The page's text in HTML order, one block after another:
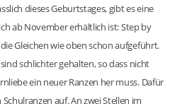
dieses Geburtstages, gibt es eine
ab November erhältlich ist: Step by
die Gleichen wie oben schon aufgeführt.
schlichter gehalten, so dass nicht
ein neuer Ranzen her muss. Dafür
auf. An zwei Stellen im